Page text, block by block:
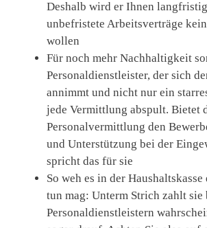
Deshalb wird er Ihnen
unbefristete Arbeitsverträge
wollen
Für noch mehr Nachhaltigkeit
Personaldienstleister, der sich
annimmt und nicht nur ein
jede Vermittlung abspult. Bietet
Personalvermittlung den
und Unterstützung bei der
spricht das für sie
So weh es in der
tun mag: Unterm Strich zahlt sie
Personaldienstleistern